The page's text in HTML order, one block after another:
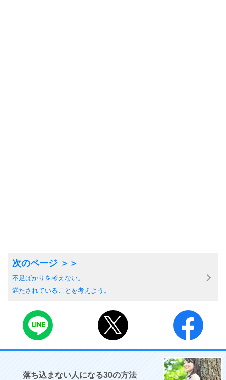
不足ばかりを考えない。
満たされていることを考えよう。
落ち込まない人になる30の方法